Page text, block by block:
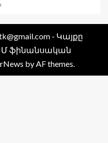
- Կայքը
ֆինանսական
by AF themes.